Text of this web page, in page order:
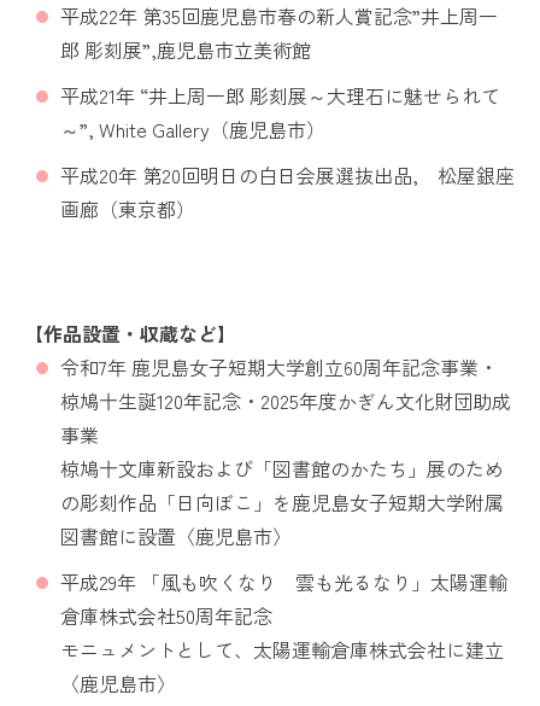
平成22年 第35回鹿児島市春の新人賞記念”井上周一
郎 彫刻展”,鹿児島市立美術館
平成21年 “井上周一郎 彫刻展～大理石に魅せられて
～”, White Gallery（鹿児島市）
平成20年 第20回明日の白日会展選抜出品, 松屋銀座
画廊（東京都）
【作品設置・収蔵など】
令和7年 鹿児島女子短期大学創立60周年記念事業・
椋鳩十生誕120年記念・2025年度かぎん文化財団助成
事業
椋鳩十文庫新設および「図書館のかたち」展のため
の彫刻作品「日向ぼこ」を鹿児島女子短期大学附属
図書館に設置〈鹿児島市〉
平成29年 「風も吹くなり 雲も光るなり」太陽運輸
倉庫株式会社50周年記念
モニュメントとして、太陽運輸倉庫株式会社に建立
〈鹿児島市〉